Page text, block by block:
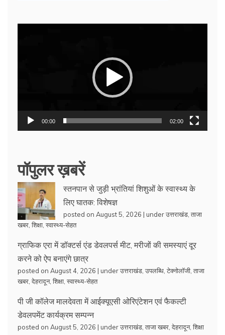
00:00 02:00
पॉपुलर ख़बरें
स्तनपान से जुड़ी भ्रांतियां शिशुओं के स्वास्थ्य के
लिए घातक: विशेषज्ञ
posted on August 5, 2026 | underउत्तराखंड ताजा
खबर शिक्षा स्वास्थ्य-सेहत
ग्राफिक एरा में डॉक्टर्स एंड डेवलपर्स मीट, मरीजों की समस्याएं दूर
करने को ऐप बनाएंगे छात्र
posted on August 4, 2026 | underउत्तराखंड उपलब्धि टेक्नोलॉजी ताजा
खबर देहरादून, शिक्षा स्वास्थ्य-सेहत
पी जी कॉलेज मालदेवता में आईक्यूएसी ओरिएंटेशन एवं फैकल्टी
डेवलपमेंट कार्यक्रम सम्पन्न
posted on August 5, 2026 | underउत्तराखंड ताजा खबर देहरादून, शिक्षा